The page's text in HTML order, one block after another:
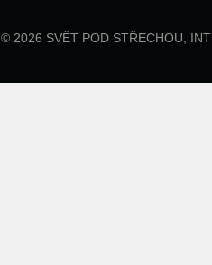
© 2026 SVĚT POD STŘECHOU,